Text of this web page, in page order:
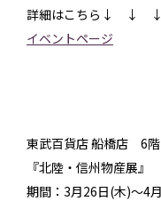
詳細はこちら↓ ↓ ↓
イベントページ
東武百貨店 船橋店 6
『北陸・信州物産展』
期間：3月26日(木)～4